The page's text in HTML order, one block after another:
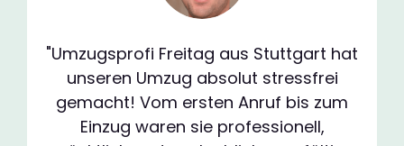
"Umzugsprofi Freitag aus Stuttgart hat
unseren Umzug absolut stressfrei
gemacht! Vom ersten Anruf bis zum
Einzug waren sie professionell,